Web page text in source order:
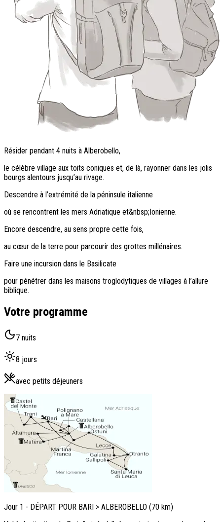
Résider pendant 4 nuits à Alberobello,
le célèbre village aux toits coniques et, de là, rayonner dans les jolis
bourgs alentours jusqu’au rivage.
Descendre à l’extrémité de la péninsule italienne
où se rencontrent les mers Adriatique et&nbsp;Ionienne.
Encore descendre, au sens propre cette fois,
au cœur de la terre pour parcourir des grottes millénaires.
Faire une incursion dans le Basilicate
pour pénétrer dans les maisons troglodytiques de villages à l’allure
biblique.
Votre programme
7 nuits
8 jours
avec petits déjeuners
Jour 1 - DÉPART POUR BARI > ALBEROBELLO (70 km)